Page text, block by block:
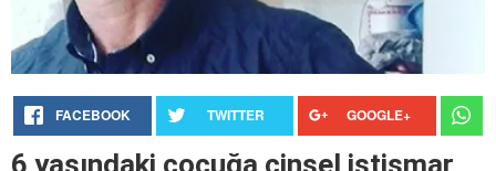
FACEBOOK TWITTER GOOGLE+